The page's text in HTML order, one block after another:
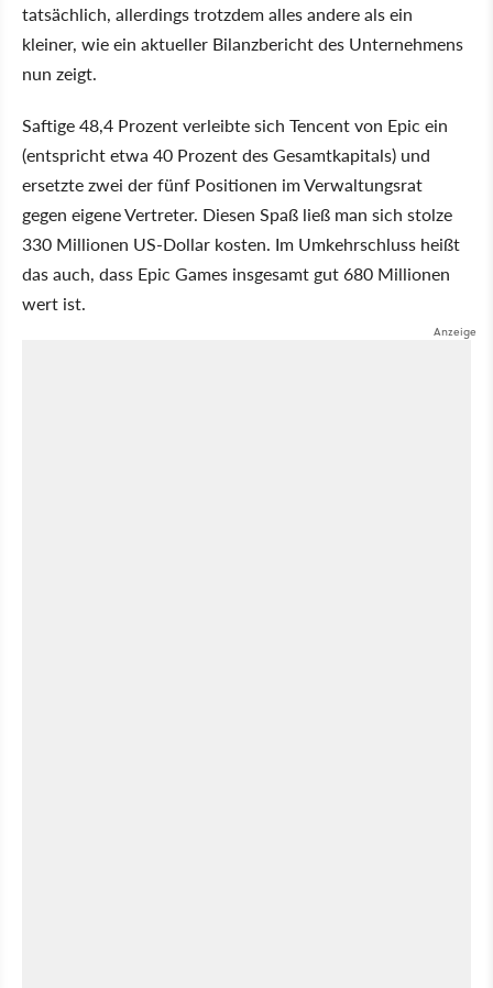
tatsächlich, allerdings trotzdem alles andere als ein
kleiner, wie ein aktueller Bilanzbericht des Unternehmens
nun zeigt.
Saftige 48,4 Prozent verleibte sich Tencent von Epic ein
(entspricht etwa 40 Prozent des Gesamtkapitals) und
ersetzte zwei der fünf Positionen im Verwaltungsrat
gegen eigene Vertreter. Diesen Spaß ließ man sich stolze
330 Millionen US-Dollar kosten. Im Umkehrschluss heißt
das auch, dass Epic Games insgesamt gut 680 Millionen
wert ist.